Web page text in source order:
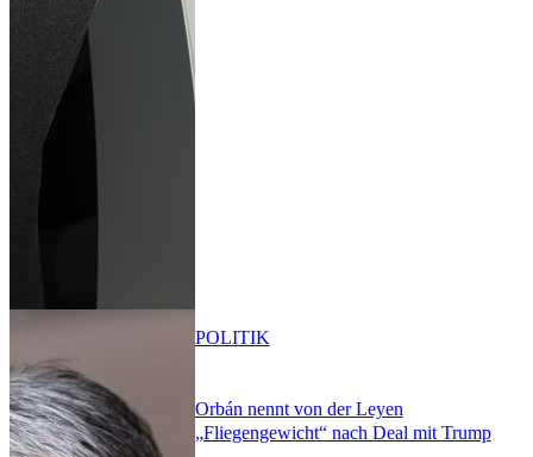
Orbán nennt von der Leyen
„Fliegengewicht“ nach Deal mit Trump
POLITIK